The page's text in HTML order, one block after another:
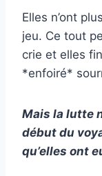
Elles n’ont
jeu. Ce tout
crie et elles
*enfoiré*
Mais la lutte
début du
qu’elles ont